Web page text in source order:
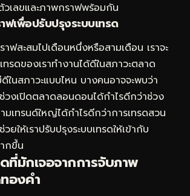
วเลขและภาพกราฟพร้อมกัน
ฟเพื่อปรับปรุงระบบเทรด
าฟสะสมไปเดือนหนึ่งหรือสามเดือน เราจะ
ทรดของเราทำงานได้ดีในสภาวะตลาด
ในสภาวะแบบไหน บางคนอาจจะพบว่า
วงเปิดตลาดลอนดอนได้กำไรดีกว่าช่วง
มเทรนด์ใหญ่ได้กำไรดีกว่าการเทรดสวน
ยให้เราปรับปรุงระบบเทรดให้เข้ากับ
กขึ้น
มักเจอจากการจับภาพ
องคำ